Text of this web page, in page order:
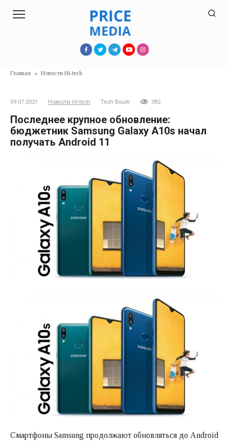
Главная » Новости Hi-tech
09.07.2021 Новости Hi-tech Tech Boulk 382
Последнее крупное обновление:
бюджетник Samsung Galaxy A10s начал
получать Android 11
Смартфоны Samsung продолжают обновляться до Android